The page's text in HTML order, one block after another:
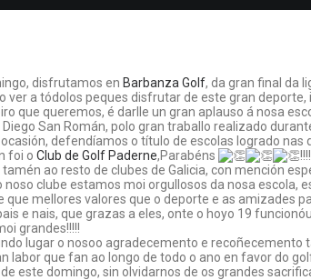
disfrutamos en Barbanza Golf, da gran final da
ver a tódolos peques disfrutar de este gran
que queremos, é darlle un gran aplauso á nosa
San Román, polo gran traballo realizado
ocasión, defendíamos o título de escolas logrado
foi o Club de Golf Paderne,Parabéns
tamén ao resto de clubes de Galicia, con mención
noso clube estamos moi orgullosos da nosa escola,
que mellores valores que o deporte e as amizades
e nais, que grazas a eles, onte o hoyo 19
grandes!!!!!
lugar o nosoo agradecemento e recoñecemento
labor que fan ao longo de todo o ano en favor do
este domingo, sin olvidarnos de os grandes